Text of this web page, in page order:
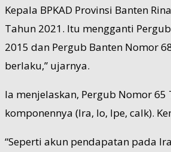
Kepala BPKAD Provinsi Banten
Tahun 2021. Itu mengganti
2015 dan Pergub Banten Nomor
berlaku,” ujarnya.
Ia menjelaskan, Pergub Nomor
komponennya (lra, lo, lpe, calk).
“Seperti akun pendapatan pada